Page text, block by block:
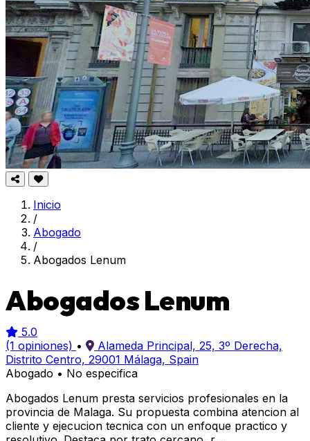
Inicio
/
Abogado
/
Abogados Lenum
Abogados Lenum
5.0
(1 opiniones) •
Alameda Principal, 25, 3º Derecha,
Distrito Centro, 29001 Málaga, Spain
Abogado • No especifica
Abogados Lenum presta servicios profesionales en la
provincia de Malaga. Su propuesta combina atencion al
cliente y ejecucion tecnica con un enfoque practico y